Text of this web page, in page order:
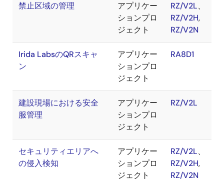
禁止区域の管理
アプリケー
ションプロ
ジェクト
RZ/V2L、
RZ/V2H,
RZ/V2N
Irida LabsのQRスキャ
ン
アプリケー
ションプロ
ジェクト
RA8D1
建設現場における安全
服管理
アプリケー
ションプロ
ジェクト
RZ/V2L
セキュリティエリアへ
の侵入検知
アプリケー
ションプロ
ジェクト
RZ/V2L、
RZ/V2H,
RZ/V2N